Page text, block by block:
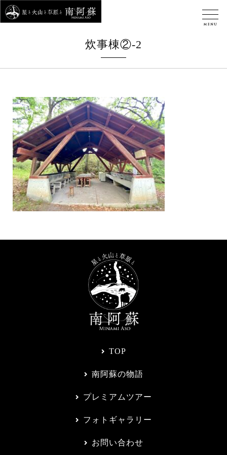
炊事棟②-2
TOP
南阿蘇の物語
プレミアムツアー
フォトギャラリー
お問い合わせ